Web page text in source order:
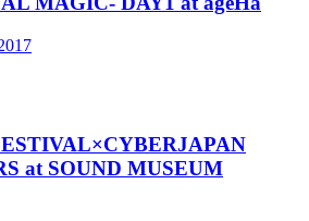
at SOUND MUSEUM